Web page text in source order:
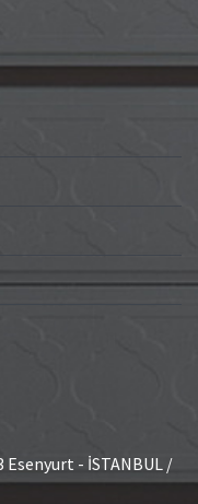
Esenyurt - İSTANBUL /